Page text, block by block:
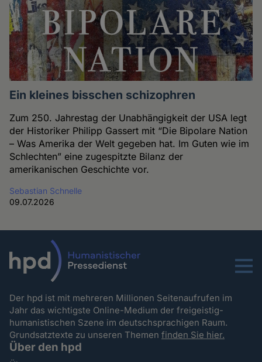
Ein kleines bisschen schizophren
Zum 250. Jahrestag der Unabhängigkeit der USA legt
der Historiker Philipp Gassert mit “Die Bipolare Nation
– Was Amerika der Welt gegeben hat. Im Guten wie im
Schlechten” eine zugespitzte Bilanz der
amerikanischen Geschichte vor.
Sebastian Schnelle
09.07.2026
Menu
Der hpd ist mit mehreren Millionen Seitenaufrufen im
Jahr das wichtigste Online-Medium der freigeistig-
humanistischen Szene im deutschsprachigen Raum.
Grundsatztexte zu unseren Themenfinden Sie hier.
Über den hpd